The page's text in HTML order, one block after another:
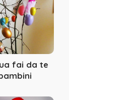
fai da te